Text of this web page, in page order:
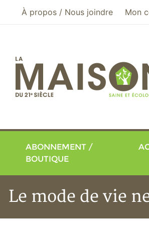
Aller au menu principal
Aller au contenu principal
À propos / Nous joindre Mon
ABONNEMENT /
BOUTIQUE
Le mode de vie